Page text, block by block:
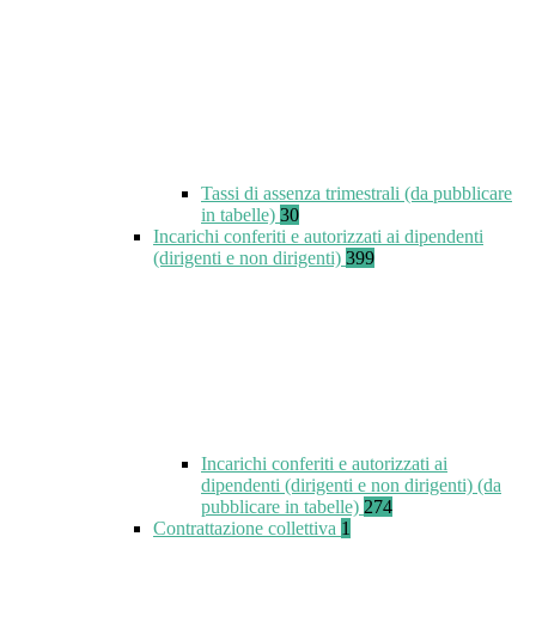
Tassi di assenza trimestrali (da pubblicare
in tabelle) 30
Incarichi conferiti e autorizzati ai dipendenti
(dirigenti e non dirigenti) 399
Incarichi conferiti e autorizzati ai
dipendenti (dirigenti e non dirigenti) (da
pubblicare in tabelle) 274
Contrattazione collettiva 1